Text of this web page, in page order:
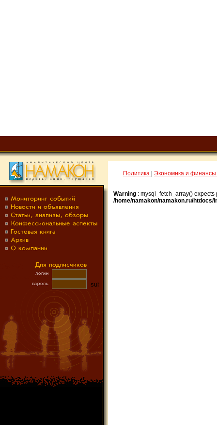
Политика Экономика и финансы
Warning : mysql_fetch_array()
/home/namakon/namakon.ru/htdocs/